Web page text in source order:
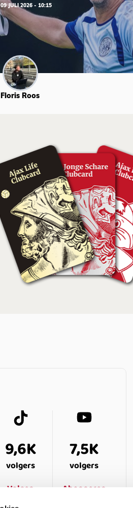
09 JULI 2026 - 10:15
Floris Roos
9,6K
volgers
Volgen
7,5K
volgers
Abonneren